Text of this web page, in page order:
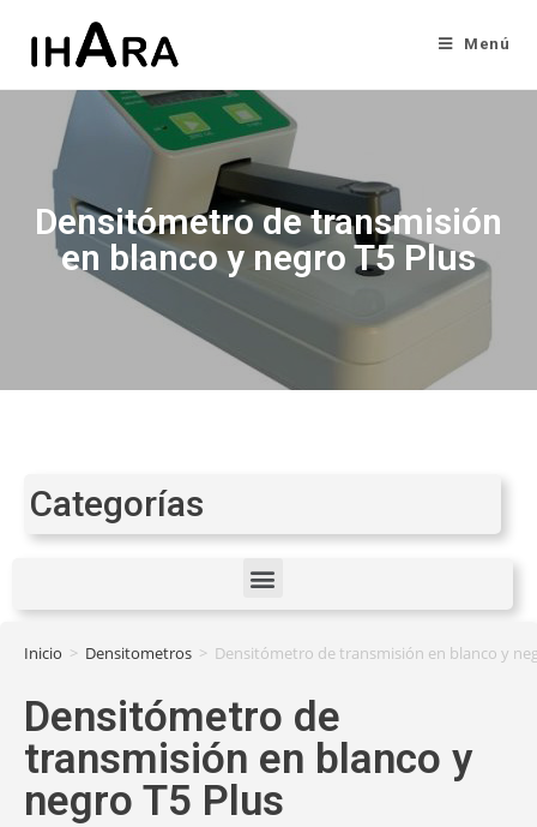
Menú
Densitómetro de transmisión
en blanco y negro T5 Plus
Categorías
Inicio > Densitometros > Densitómetro de transmisión en blanco y
Densitómetro de
transmisión en blanco y
negro T5 Plus